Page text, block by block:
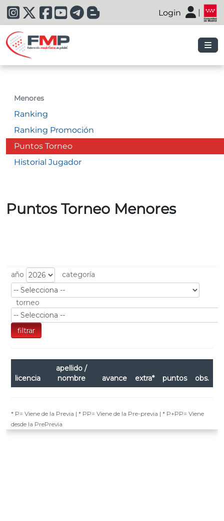
|
Login |
Menores
Ranking
Ranking Promoción
Puntos Torneo
Historial Jugador
Puntos Torneo Menores